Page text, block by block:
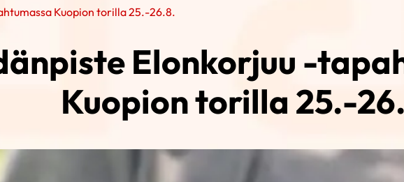
Kuopion torilla 25.-26.8.
Elonkorjuu -
Kuopion torilla 25.-